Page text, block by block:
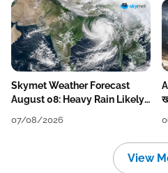
Skymet Weather Forecast
August 08: Heavy Rain Likely
West Bengal, Odisha, Kerala &
07/08/2026
View